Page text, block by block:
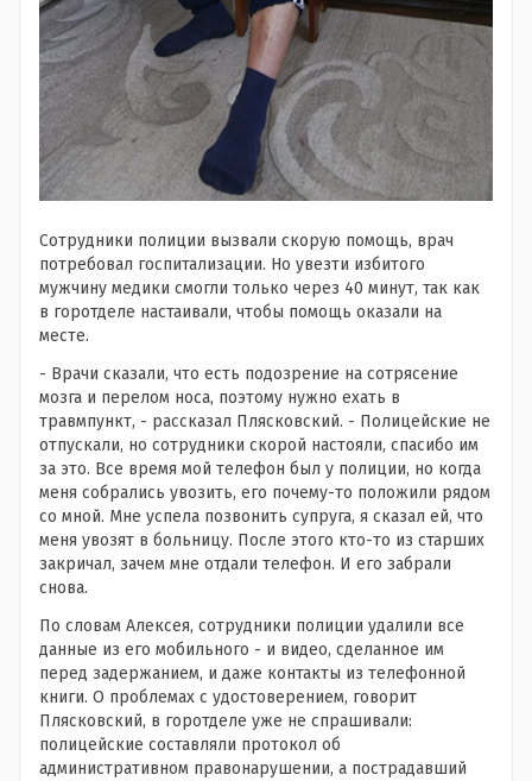
Сотрудники полиции вызвали скорую помощь, врач
потребовал госпитализации. Но увезти избитого
мужчину медики смогли только через 40 минут, так как
в горотделе настаивали, чтобы помощь оказали на
месте.
- Врачи сказали, что есть подозрение на сотрясение
мозга и перелом носа, поэтому нужно ехать в
травмпункт, - рассказал Плясковский. - Полицейские не
отпускали, но сотрудники скорой настояли, спасибо им
за это. Все время мой телефон был у полиции, но когда
меня собрались увозить, его почему-то положили рядом
со мной. Мне успела позвонить супруга, я сказал ей, что
меня увозят в больницу. После этого кто-то из старших
закричал, зачем мне отдали телефон. И его забрали
снова.
По словам Алексея, сотрудники полиции удалили все
данные из его мобильного - и видео, сделанное им
перед задержанием, и даже контакты из телефонной
книги. О проблемах с удостоверением, говорит
Плясковский, в горотделе уже не спрашивали:
полицейские составляли протокол об
административном правонарушении, а пострадавший